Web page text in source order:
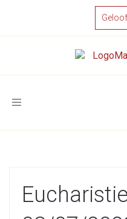
Toggle